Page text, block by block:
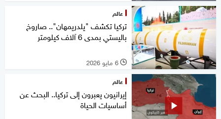
عالم
تركيا تكشف "يلدريمهان".. صاروخ
باليستي بمدى 6 آلاف كيلومتر
l 6 مايو 2026
عالم
إيرانيون يعبرون إلى تركيا.. البحث عن
أساسيات الحياة